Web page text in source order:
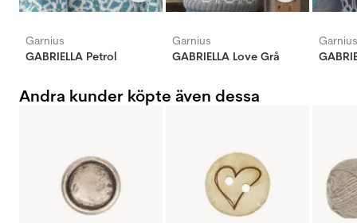
Garnius
GABRIELLA Petrol
Garnius
GABRIELLA Love Grå
Garnius
Andra kunder köpte även dessa